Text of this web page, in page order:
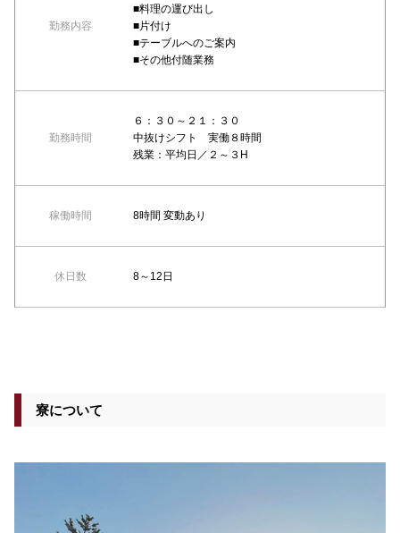
勤務内容
■料理の運び出し
■片付け
■テーブルへのご案内
■その他付随業務
勤務時間
６：３０～２１：３０
中抜けシフト 実働８時間
残業：平均日／２～３H
稼働時間 8時間 変動あり
休日数 8～12日
寮について